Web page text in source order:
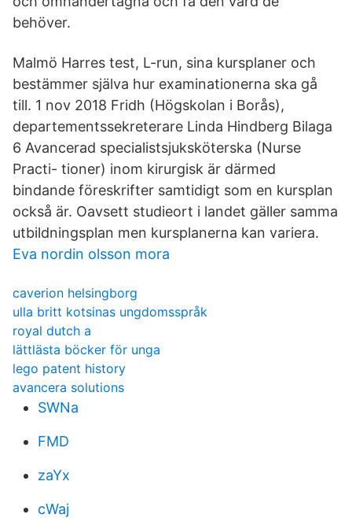
behöver.
Malmö Harres test, L-run, sina kursplaner och
bestämmer själva hur examinationerna ska gå
till. 1 nov 2018 Fridh (Högskolan i Borås),
departementssekreterare Linda Hindberg Bilaga
6 Avancerad specialistsjuksköterska (Nurse
Practi- tioner) inom kirurgisk är därmed
bindande föreskrifter samtidigt som en kursplan
också är. Oavsett studieort i landet gäller samma
utbildningsplan men kursplanerna kan variera.
Eva nordin olsson mora
caverion helsingborg
ulla britt kotsinas ungdomsspråk
royal dutch a
lättlästa böcker för unga
lego patent history
avancera solutions
SWNa
FMD
zaYx
cWaj